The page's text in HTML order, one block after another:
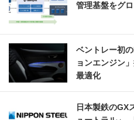
管理基盤をグ
ベントレー初
ョンエンジン
最適化
日本製鉄のGX